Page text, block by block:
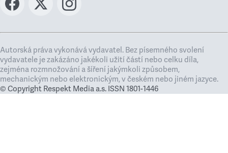
Autorská práva vykonává vydavatel. Bez písemného svolení
vydavatele je zakázáno jakékoli užití částí nebo celku díla,
zejména rozmnožování a šíření jakýmkoli způsobem,
mechanickým nebo elektronickým, v českém nebo jiném jazyce.
© Copyright Respekt Media a.s. ISSN 1801-1446